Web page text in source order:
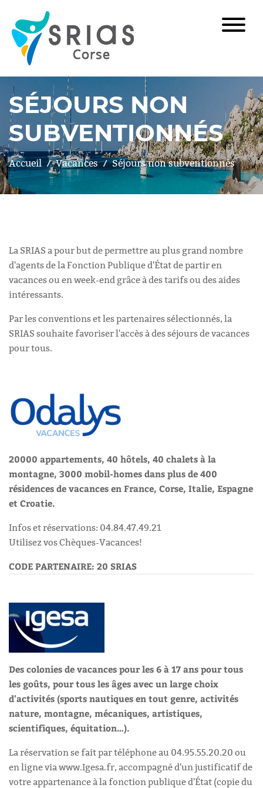
SÉJOURS NON
SUBVENTIONNÉS
Accueil Vacances Séjours non subventionnés
La SRIAS a pour but de permettre au plus grand nombre
d'agents de la Fonction Publique d'État de partir en
vacances ou en week-end grâce à des tarifs ou des aides
intéressants.
Par les conventions et les partenaires sélectionnés, la
SRIAS souhaite favoriser l'accès à des séjours de vacances
pour tous.
20000 appartements, 40 hôtels, 40 chalets à la
montagne, 3000 mobil-homes dans plus de 400
résidences de vacances en France, Corse, Italie, Espagne
et Croatie.
Infos et réservations: 04.84.47.49.21
Utilisez vos Chèques-Vacances!
CODE PARTENAIRE: 20 SRIAS
Des colonies de vacances pour les 6 à 17 ans pour tous
les goûts, pour tous les âges avec un large choix
d'activités (sports nautiques en tout genre, activités
nature, montagne, mécaniques, artistiques,
scientifiques, équitation…).
La réservation se fait par téléphone au 04.95.55.20.20 ou
en ligne via www.Igesa.fr, accompagné d'un justificatif de
votre appartenance à la fonction publique d'État (copie du